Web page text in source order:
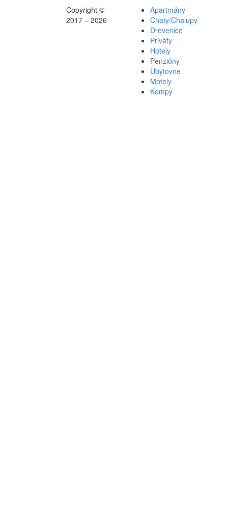
Copyright ©
2017 – 2026
Apartmány
Chaty/Chalupy
Drevenice
Priváty
Hotely
Penzióny
Ubytovne
Motely
Kempy